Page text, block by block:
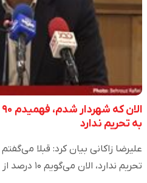
به تحریم ندارد
تحریم ندارد، الان می‌گویم ۱۰ درصد از مشکلات کشور هم بخاطر…